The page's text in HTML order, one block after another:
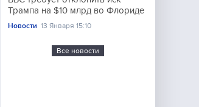
Трампа на $10 млрд во Флориде
Новости 13 Января 15:10
Все новости